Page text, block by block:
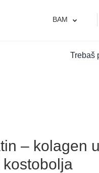
BAM
Trebaš
– kolagen